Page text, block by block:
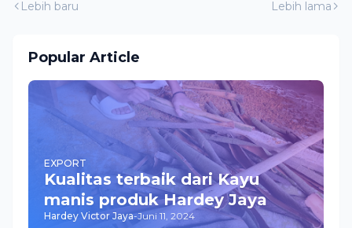
Lebih baru Lebih lama
Popular Article
EXPORT
Kualitas terbaik dari Kayu
manis produk Hardey Jaya
Hardey Victor Jaya-Juni 11, 2024